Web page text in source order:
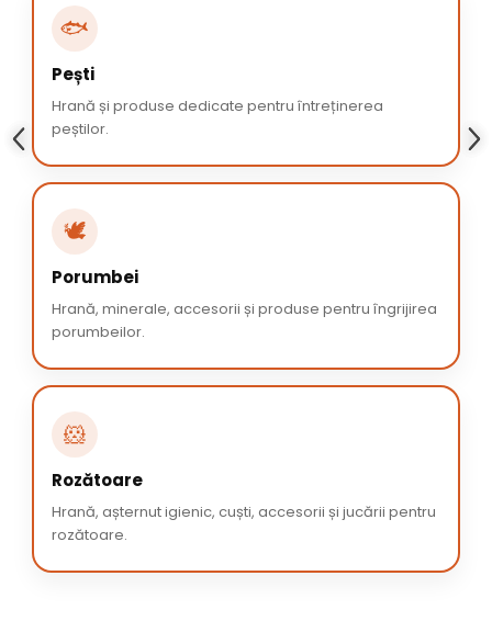
🐟
Pești
Hrană și produse dedicate pentru întreținerea
peștilor.
🕊️
Porumbei
Hrană, minerale, accesorii și produse pentru îngrijirea
porumbeilor.
🐹
Rozătoare
Hrană, așternut igienic, cuști, accesorii și jucării pentru
rozătoare.